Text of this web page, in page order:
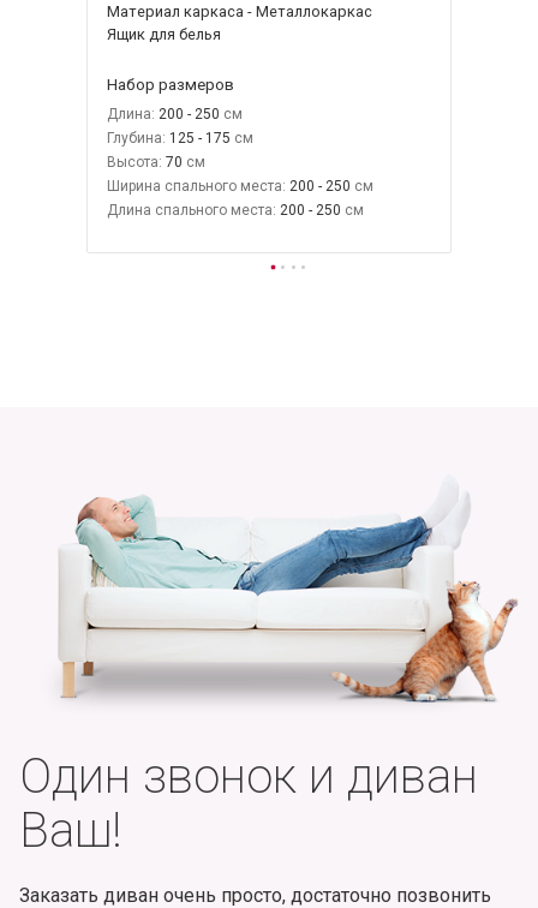
Материал каркаса - Металлокаркас
Ящик для белья
Набор размеров
Длина: 200 - 250
Глубина: 125 - 175
Высота: 70
Ширина спального места: 200 - 250
Длина спального места: 200 - 250
Один звонок и диван
Ваш!
Заказать диван очень просто, достаточно позвонить